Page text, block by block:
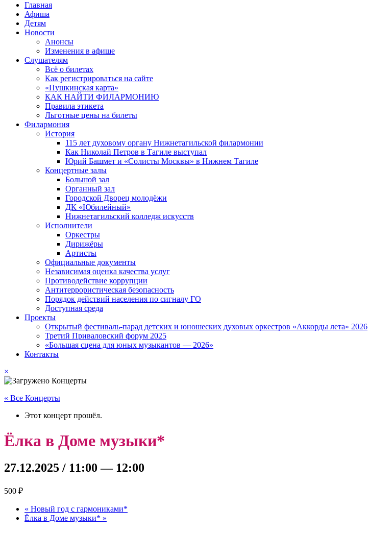
Главная
Афиша
Детям
Новости
Анонсы
Изменения в афише
Слушателям
Всё о билетах
Как регистрироваться на сайте
«Пушкинская карта»
КАК НАЙТИ ФИЛАРМОНИЮ
Правила этикета
Льготные цены на билеты
Филармония
История
115 лет духовому органу Нижнетагильской филармонии
Как Николай Петров в Тагиле выступал
Юрий Башмет и «Солисты Москвы» в Нижнем Тагиле
Концертные залы
Большой зал
Органный зал
Городской Дворец молодёжи
ДК «Юбилейный»
Нижнетагильский колледж искусств
Исполнители
Оркестры
Дирижёры
Артисты
Официальные документы
Независимая оценка качества услуг
Противодействие коррупции
Антитеррористическая безопасность
Порядок действий населения по сигналу ГО
Доступная среда
Проекты
Открытый фестиваль-парад детских и юношеских духовых оркестров «Аккорды лета» 2026
Третий Приваловский форум 2025
«Большая сцена для юных музыкантов — 2026»
Контакты
×
« Все Концерты
Этот концерт прошёл.
Ёлка в Доме музыки*
27.12.2025 / 11:00 — 12:00
500 ₽
« Новый год с гармониками*
Ёлка в Доме музыки* »